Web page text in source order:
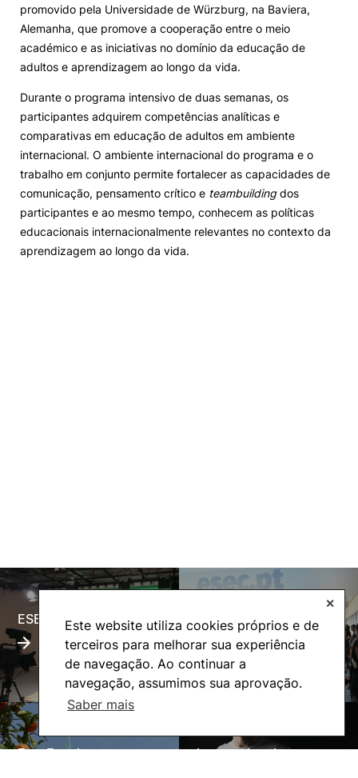
Este website utiliza cookies próprios e de
terceiros para melhorar sua experiência
de navegação. Ao continuar a
navegação, assumimos sua aprovação.
Saber mais
✕
promovido pela Universidade de Würzburg, na Baviera,
Alemanha, que promove a cooperação entre o meio
académico e as iniciativas no domínio da educação de
adultos e aprendizagem ao longo da vida.
Durante o programa intensivo de duas semanas, os
participantes adquirem competências analíticas e
comparativas em educação de adultos em ambiente
internacional. O ambiente internacional do programa e o
trabalho em conjunto permite fortalecer as capacidades de
comunicação, pensamento crítico e teambuildingdos
participantes e ao mesmo tempo, conhecem as políticas
educacionais internacionalmente relevantes no contexto da
aprendizagem ao longo da vida.
ESECTV Alumni
Eco-Escola Internacional